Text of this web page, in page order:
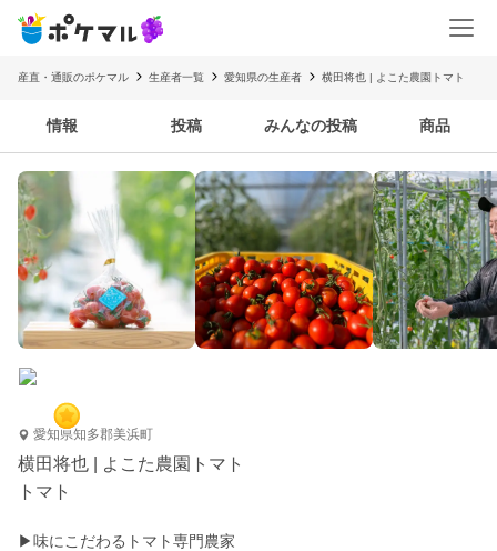
産直・通販のポケマル 生産者一覧 愛知県の生産者 横田将也 | よこた農園トマト
情報 投稿 みんなの投稿 商品
愛知県知多郡美浜町
横田将也 | よこた農園トマト
トマト
▶味にこだわるトマト専門農家